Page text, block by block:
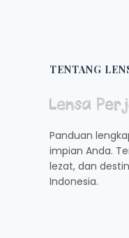
TENTANG
Panduan
impian Anda.
lezat, dan
Indonesia.